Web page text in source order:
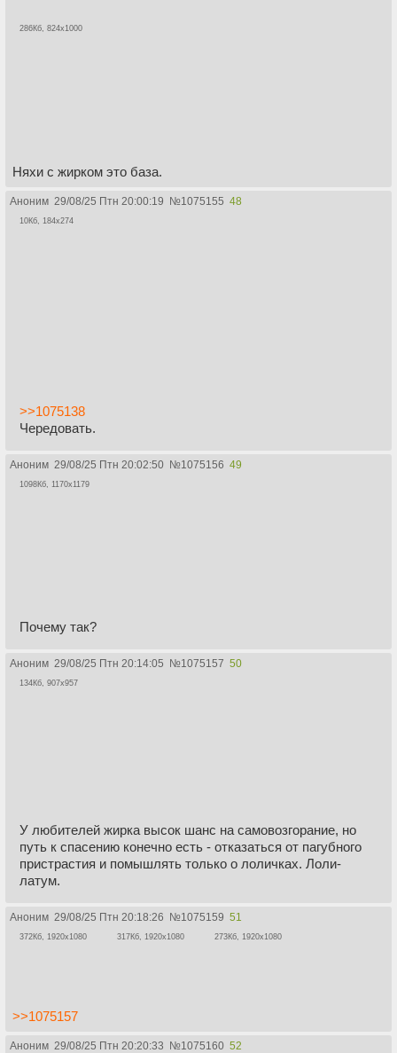
286Кб, 824x1000
Няхи с жирком это база.
Аноним 29/08/25 Птн 20:00:19 №1075155 48
10Кб, 184x274
>>1075138
Чередовать.
Аноним 29/08/25 Птн 20:02:50 №1075156 49
1098Кб, 1170x1179
Почему так?
Аноним 29/08/25 Птн 20:14:05 №1075157 50
134Кб, 907x957
У любителей жирка высок шанс на самовозгорание, но
путь к спасению конечно есть - отказаться от пагубного
пристрастия и помышлять только о лоличках. Лоли-
латум.
Аноним 29/08/25 Птн 20:18:26 №1075159 51
372Кб, 1920x1080 317Кб, 1920x1080 273Кб, 1920x1080
>>1075157
Аноним 29/08/25 Птн 20:20:33 №1075160 52